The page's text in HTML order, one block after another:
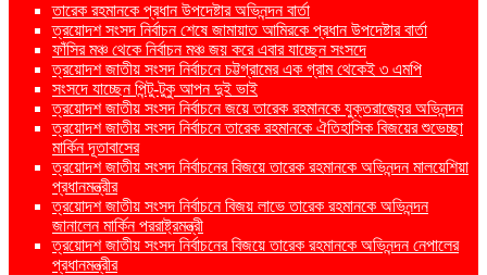
তারেক রহমানকে প্রধান উপদেষ্টার অভিনন্দন বার্তা
ত্রয়োদশ সংসদ নির্বাচন শেষে জামায়াত আমিরকে প্রধান উপদেষ্টার বার্তা
ফাঁসির মঞ্চ থেকে নির্বাচন মঞ্চ জয় করে এবার যাচ্ছেন সংসদে
ত্রয়োদশ জাতীয় সংসদ নির্বাচনে চট্টগ্রামের এক গ্রাম থেকেই ৩ এমপি
সংসদে যাচ্ছেন পিন্টু-টুকু আপন দুই ভাই
ত্রয়োদশ জাতীয় সংসদ নির্বাচনে জয়ে তারেক রহমানকে যুক্তরাজ্যের অভিনন্দন
ত্রয়োদশ জাতীয় সংসদ নির্বাচনে তারেক রহমানকে ঐতিহাসিক বিজয়ের শুভেচ্ছা
মার্কিন দূতাবাসের
ত্রয়োদশ জাতীয় সংসদ নির্বাচনের বিজয়ে তারেক রহমানকে অভিনন্দন মালয়েশিয়া
প্রধানমন্ত্রীর
ত্রয়োদশ জাতীয় সংসদ নির্বাচনে বিজয় লাভে তারেক রহমানকে অভিনন্দন
জানালেন মার্কিন পররাষ্ট্রমন্ত্রী
ত্রয়োদশ জাতীয় সংসদ নির্বাচনের বিজয়ে তারেক রহমানকে অভিনন্দন নেপালের
প্রধানমন্ত্রীর